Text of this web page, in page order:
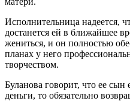
Исполнительница надеется,
достанется ей в ближайшее
жениться, и он полностью
планах у него
творчеством.
Буланова говорит, что ее сын
деньги, то обязательно